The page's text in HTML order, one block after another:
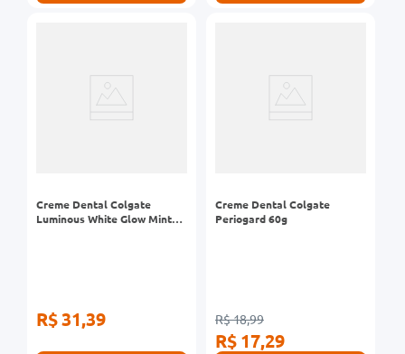
Creme Dental Colgate
Luminous White Glow Mint
R$ 31,39
Creme Dental Colgate
Periogard 60g
R$ 18,99
R$ 17,29